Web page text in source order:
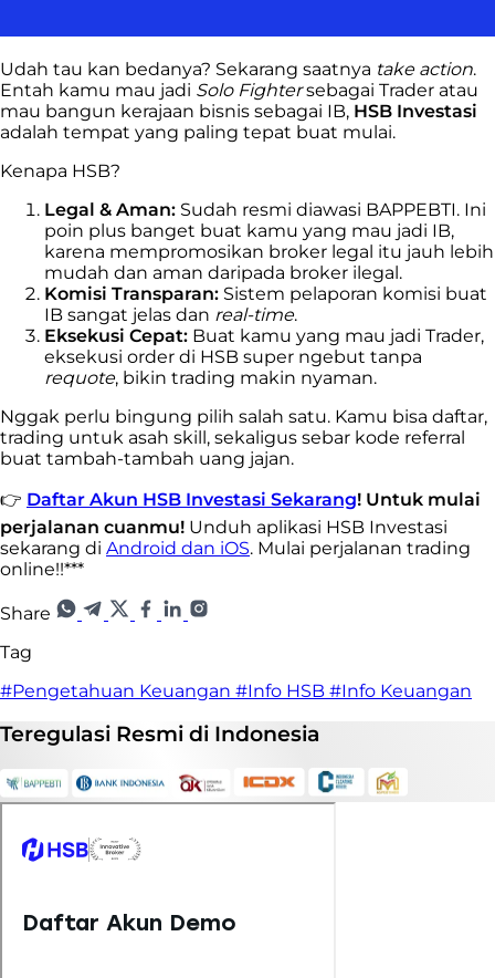
Udah tau kan bedanya? Sekarang saatnya take action.
Entah kamu mau jadi Solo Fightersebagai Trader atau
mau bangun kerajaan bisnis sebagai IB, HSB Investasi
adalah tempat yang paling tepat buat mulai.
Kenapa HSB?
Legal & Aman: Sudah resmi diawasi BAPPEBTI. Ini
poin plus banget buat kamu yang mau jadi IB,
karena mempromosikan broker legal itu jauh lebih
mudah dan aman daripada broker ilegal.
Komisi Transparan: Sistem pelaporan komisi buat
IB sangat jelas dan real-time.
Eksekusi Cepat: Buat kamu yang mau jadi Trader,
eksekusi order di HSB super ngebut tanpa
requote, bikin trading makin nyaman.
Nggak perlu bingung pilih salah satu. Kamu bisa daftar,
trading untuk asah skill, sekaligus sebar kode referral
buat tambah-tambah uang jajan.
👉 Daftar Akun HSB Investasi Sekarang! Untuk mulai
perjalanan cuanmu! Unduh aplikasi HSB Investasi
sekarang di Android dan iOS. Mulai perjalanan trading
online!!***
Share
Tag
#Pengetahuan Keuangan #Info HSB #Info Keuangan
Teregulasi Resmi di Indonesia